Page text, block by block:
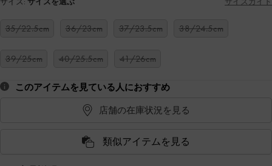
35/22.5cm 36/23cm 37/23.5cm 38/24.5cm
39/25cm 40/25.5cm 41/26cm
このアイテムを見ている人におすすめ
店舗の在庫状況を見る
類似アイテムを見る